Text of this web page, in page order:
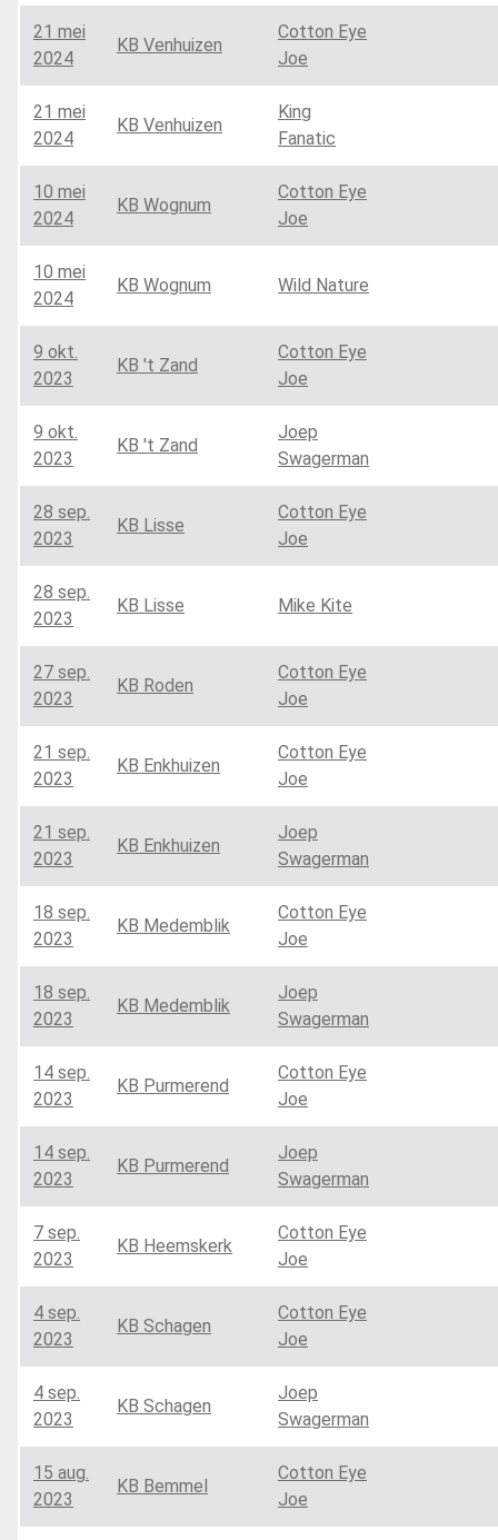
21 mei
2024
KB Venhuizen
Cotton Eye
Joe
21 mei
2024
KB Venhuizen
King
Fanatic
10 mei
2024
KB Wognum
Cotton Eye
Joe
10 mei
2024
KB Wognum Wild Nature
9 okt.
2023
KB 't Zand
Cotton Eye
Joe
9 okt.
2023
KB 't Zand
Joep
Swagerman
28 sep.
2023
KB Lisse
Cotton Eye
Joe
28 sep.
2023
KB Lisse Mike Kite
27 sep.
2023
KB Roden
Cotton Eye
Joe
21 sep.
2023
KB Enkhuizen
Cotton Eye
Joe
21 sep.
2023
KB Enkhuizen
Joep
Swagerman
18 sep.
2023
KB Medemblik
Cotton Eye
Joe
18 sep.
2023
KB Medemblik
Joep
Swagerman
14 sep.
2023
KB Purmerend
Cotton Eye
Joe
14 sep.
2023
KB Purmerend
Joep
Swagerman
7 sep.
2023
KB Heemskerk
Cotton Eye
Joe
4 sep.
2023
KB Schagen
Cotton Eye
Joe
4 sep.
2023
KB Schagen
Joep
Swagerman
15 aug.
2023
KB Bemmel
Cotton Eye
Joe